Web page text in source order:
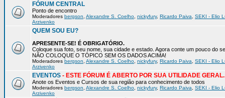
FÓRUM CENTRAL
Ponto de encontro
Moderadores bergson Alexandre S. Coelho nickyfury, Ricardo Paiva
SEKI - Elio
Arzivenko
QUEM SOU EU?
APRESENTE-SE! É OBRIGATÓRIO.
Coloque sua foto, seu nome, sua cidade e estado. Agora conte um pouco do
NÃO COLOQUE O TÓPICO SEM OS DADOS ACIMA!
Moderadores bergson Alexandre S. Coelho nickyfury, Ricardo Paiva
SEKI - Elio
Arzivenko
EVENTOS - ESTE FÓRUM É ABERTO POR SUA UTILIDADE GERAL.
Anote os Eventos e Cursos de sua região para conhecimento de todos
Moderadores bergson Alexandre S. Coelho nickyfury, Ricardo Paiva
SEKI - Elio
Arzivenko